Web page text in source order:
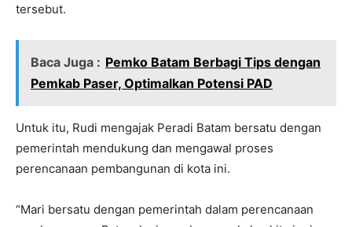
tersebut.
Baca Juga : Pemko Batam Berbagi Tips dengan
Pemkab Paser, Optimalkan Potensi PAD
Untuk itu, Rudi mengajak Peradi Batam bersatu dengan
pemerintah mendukung dan mengawal proses
perencanaan pembangunan di kota ini.
“Mari bersatu dengan pemerintah dalam perencanaan